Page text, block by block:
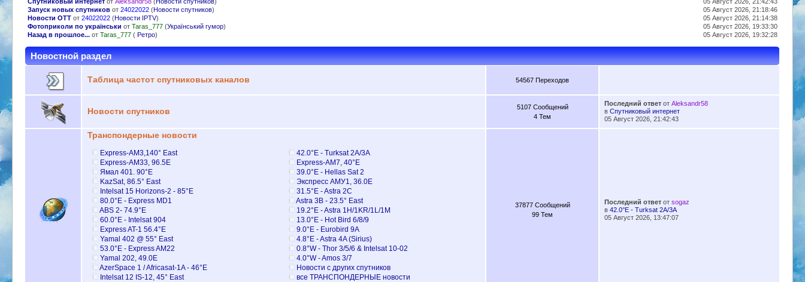
Запуск новых спутниковот 24022022(Новости спутников)
05 Август 2026, 21:18:46
Новости OTTот 24022022(Новости IPTV)
05 Август 2026, 21:14:38
Фотоприколи по українськи от Taras_777(Український гумор)
05 Август 2026, 19:33:30
Назад в прошлое...от Taras_777(Ретро) 05 Август 2026, 19:32:28
Новостной раздел
Таблица частот спутниковых каналов 54567 Переходов
Новости спутников
5107 Сообщений
4 Тем
Последний ответот Aleksandr58
в Спутниковый интернет
05 Август 2026, 21:42:43
Транспондерные новости
Express-AM3,140° East
Express-AM33, 96.5E
Ямал 401. 90°E
KazSat, 86.5° East
Intelsat 15 Horizons-2 - 85°E
80.0°E - Express MD1
ABS 2- 74.9°E
60.0°E - Intelsat 904
Express AT-1 56.4°E
Yamal 402 @ 55° East
53.0°E - Express AM22
Yamal 202, 49.0E
AzerSpace 1 / Africasat-1A - 46°E
Intelsat 12 IS-12, 45° East
42.0°E - Turksat 2A/3A
Express-AM7, 40°E
39.0°E - Hellas Sat 2
Экспресс АМУ1, 36.0Е
31.5°E - Astra 2C
Astra 3B - 23.5° East
19.2°E - Astra 1H/1KR/1L/1M
13.0°E - Hot Bird 6/8/9
9.0°E - Eurobird 9A
4.8°E - Astra 4A (Sirius)
0.8°W - Thor 3/5/6 & Intelsat 10-02
4.0°W - Amos 3/7
Новости с других спутников
все ТРАНСПОНДЕРНЫЕ новости
37877 Сообщений
99 Тем
Последний ответот sogaz
в 42.0°E - Turksat 2A/3A
05 Август 2026, 13:47:07